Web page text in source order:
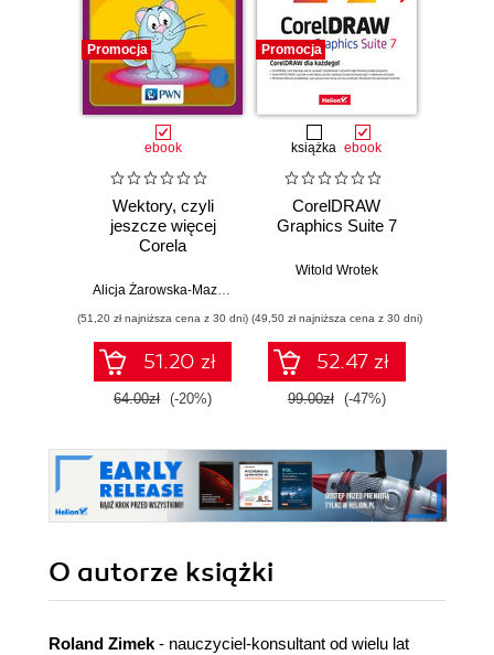
Promocja
ebook
Wektory, czyli
jeszcze więcej
Corela
Alicja Żarowska-Mazur,
(51,20 zł najniższa cena z 30 dni)
51.20 zł
64.00zł (-20%)
Promocja
książka ebook
CorelDRAW
Graphics Suite 7
Witold Wrotek
(49,50 zł najniższa cena z 30 dni)
52.47 zł
99.00zł (-47%)
O autorze książki
Roland Zimek - nauczyciel-konsultant od wielu lat